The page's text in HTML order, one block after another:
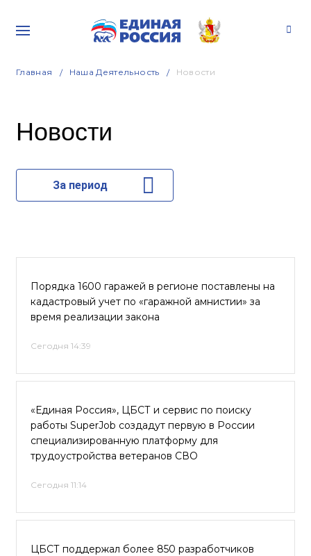
Главная Наша Деятельность Новости
Новости
За период
Порядка 1600 гаражей в регионе поставлены на
кадастровый учет по «гаражной амнистии» за
время реализации закона
Сегодня 14:39
«Единая Россия», ЦБСТ и сервис по поиску
работы SuperJob создадут первую в России
специализированную платформу для
трудоустройства ветеранов СВО
Сегодня 11:14
ЦБСТ поддержал более 850 разработчиков